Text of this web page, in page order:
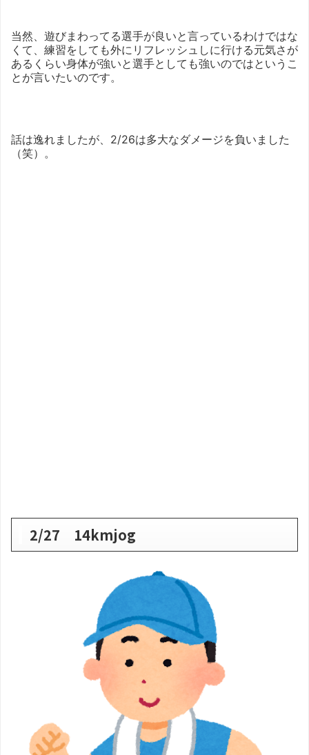
当然、遊びまわってる選手が良いと言っているわけではな
くて、練習をしても外にリフレッシュしに行ける元気さが
あるくらい身体が強いと選手としても強いのではというこ
とが言いたいのです。
話は逸れましたが、2/26は多大なダメージを負いました
（笑）。
2/27 14kmjog